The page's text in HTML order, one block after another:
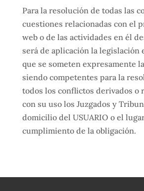
Para la resolución de todas las
cuestiones relacionadas con el
web o de las actividades en él
será de aplicación la legislación
que se someten expresamente
siendo competentes para la
todos los conflictos derivados o
con su uso los Juzgados y
domicilio del USUARIO o el
cumplimiento de la obligación.